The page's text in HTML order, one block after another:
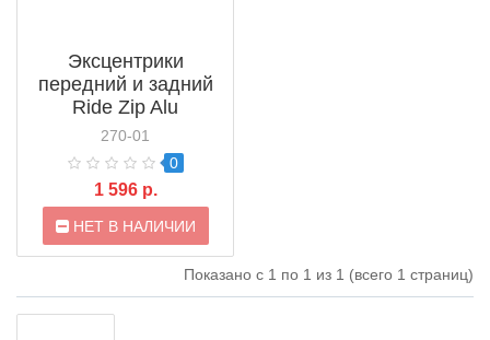
Эксцентрики
передний и задний
Ride Zip Alu
(RZIPECCE)
270-01
0
1 596 р.
НЕТ В НАЛИЧИИ
Показано с 1 по 1 из 1 (всего 1 страниц)